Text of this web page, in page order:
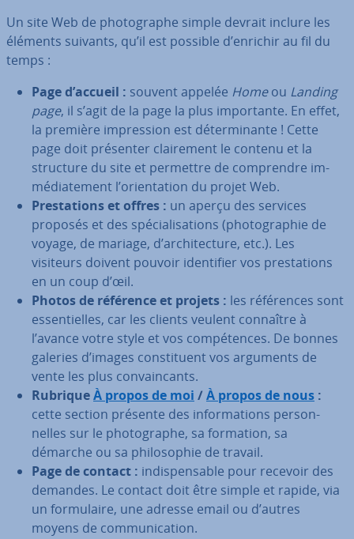
Un site Web de pho­to­graphe simple devrait inclure les
éléments suivants, qu’il est possible d’enrichir au fil du
temps :
Page d’accueil : souvent appelée Homeou Landing
page, il s’agit de la page la plus im­por­tante. En effet,
la première im­pres­sion est dé­ter­mi­nante ! Cette
page doit présenter clai­re­ment le contenu et la
structure du site et permettre de com­prendre im­
mé­dia­te­ment l’orien­ta­tion du projet Web.
Pres­ta­tions et offres : un aperçu des services
proposés et des spé­cia­li­sa­tions (pho­to­gra­phie de
voyage, de mariage, d’ar­chi­tec­ture, etc.). Les
visiteurs doivent pouvoir iden­ti­fier vos pres­ta­tions
en un coup d’œil.
Photos de référence et projets : les ré­fé­rences sont
es­sen­tielles, car les clients veulent connaître à
l’avance votre style et vos com­pé­tences. De bonnes
galeries d’images cons­ti­tuent vos arguments de
vente les plus con­vain­cants.
RubriqueÀ propos de moi / À propos de nous :
cette section présente des in­for­ma­tions per­son­
nelles sur le pho­to­graphe, sa formation, sa
démarche ou sa phi­lo­so­phie de travail.
Page de contact : in­dis­pen­sable pour recevoir des
demandes. Le contact doit être simple et rapide, via
un for­mu­laire, une adresse email ou d’autres
moyens de com­mu­ni­ca­tion.